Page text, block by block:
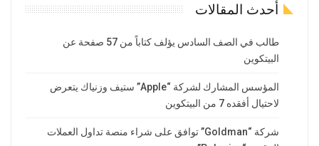
أحدث المقالات
طالب في الصف السادس يؤلف كتاباً من 57 صفحة عن
البيتكوين
المؤسس المشارك لشركة “Apple” ستيف وزنياك يتعرض
لاحتيال أفقده 7 من البيتكوين
شركة “Goldman” توافق على شراء منصة تداول العملات